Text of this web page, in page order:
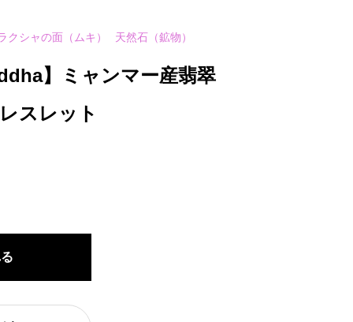
クシャの面（ムキ） 天然石（鉱物）
】ミャンマー産翡翠
スレット